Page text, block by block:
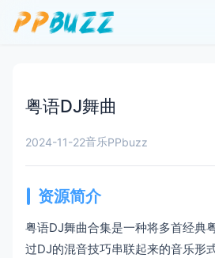
粤语DJ舞曲
2024-11-22音乐PPbuzz
资源简介
粤语DJ舞曲合集是一种将多首经典
过DJ的混音技巧串联起来的音乐形